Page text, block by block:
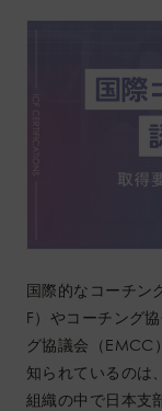
国際的なコーチン
F）やコーチング
グ協議会（EMCC
知られているのは
組織の中で日本支